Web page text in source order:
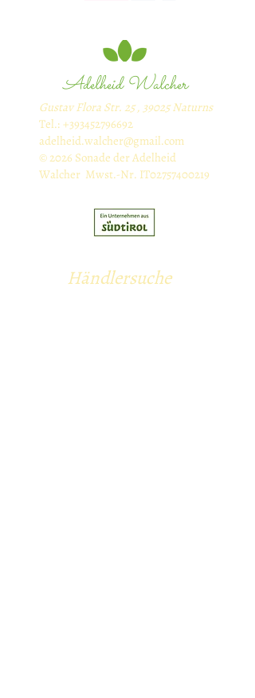
Adelheid Walcher
Gustav Flora Str. 25 , 39025 Naturns
Tel.: +393452796692
adelheid.walcher@gmail.com
© 2026 Sonade der Adelheid
Walcher Mwst.-Nr. IT02757400219
Händlersuche